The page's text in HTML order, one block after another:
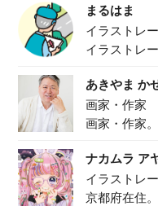
まるはま
イラストレ
イラストレ
あきやま か
画家・作家
画家・作家
ナカムラ ア
イラストレ
京都府在住